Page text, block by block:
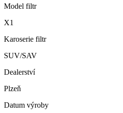
Model filtr
X1
Karoserie filtr
SUV/SAV
Dealerství
Plzeň
Datum výroby